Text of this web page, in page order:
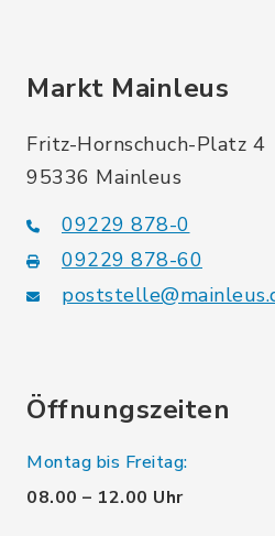
Markt Mainleus
Fritz-Hornschuch-Platz 4
95336 Mainleus
09229 878-0
09229 878-60
Öffnungszeiten
Montag bis Freitag:
08.00 – 12.00 Uhr